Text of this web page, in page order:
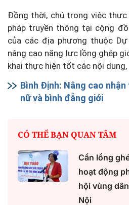
Đồng thời, chú trọng việc thực
pháp truyền thông tại cộng
của các địa phương thuộc
nâng cao năng lực lồng ghép
khai thực hiện tốt các nội dung,
Bình Định: Nâng cao
nữ và bình đẳng giới
CÓ THỂ BẠN QUAN TÂM
Cần lồng
hoạt động
hội vùng
Nội